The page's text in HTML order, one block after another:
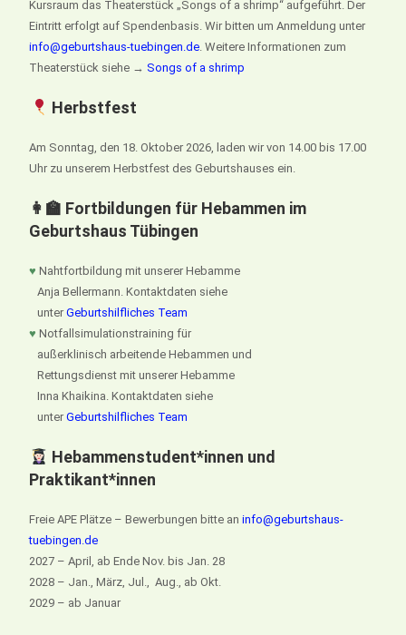
Kursraum das Theaterstück „Songs of a shrimp“ aufgeführt. Der
Eintritt erfolgt auf Spendenbasis. Wir bitten um Anmeldung unter
info@geburtshaus-tuebingen.de . Weitere Informationen zum
Theaterstück siehe →Songs of a shrimp
Herbstfest
Am Sonntag, den 18. Oktober 2026, laden wir von 14.00 bis 17.00
Uhr zu unserem Herbstfest des Geburtshauses ein.
👩‍🏫 Fortbildungen für Hebammen im
Geburtshaus Tübingen
♥ Nahtfortbildung mit unserer Hebamme
Anja Bellermann. Kontaktdaten siehe
unterGeburtshilfliches Team
♥ Notfallsimulationstraining für
außerklinisch arbeitende Hebammen und
Rettungsdienst mit unserer Hebamme
Inna Khaikina. Kontaktdaten siehe
unterGeburtshilfliches Team
Hebammenstudent*innen und
Praktikant*innen
Freie APE Plätze – Bewerbungen bitte aninfo@geburtshaus-
tuebingen.de
2027 – April, ab Ende Nov. bis Jan. 28
2028 – Jan., März, Jul., Aug., ab Okt.
2029 – ab Januar